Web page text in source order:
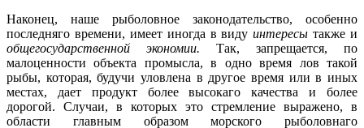
Наконец, наше рыболовное законодательство, особенно
последняго времени, имеет иногда в видуинтересытакже и
общегосударственной экономии. Так, запрещается, по
малоценности объекта промысла, в одно время лов такой
рыбы, которая, будучи уловлена в другое время или в иных
местах, дает продукт более высокаго качества и более
дорогой. Случаи, в которых это стремление выражено, в
области главным образом морского рыболовнаго